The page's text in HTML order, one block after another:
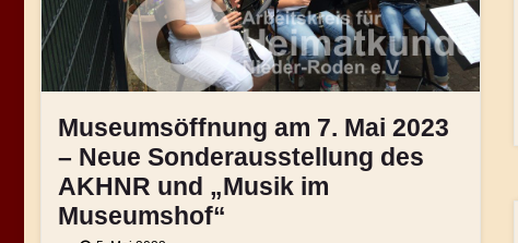
Museumsöffnung am 7. Mai 2023
– Neue Sonderausstellung des
AKHNR und „Musik im
Museumshof“